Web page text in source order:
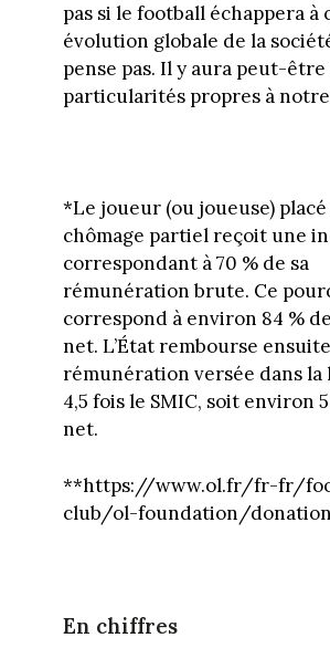
pas si le football échappera à
évolution globale de la
pense pas. Il y aura peut-être
particularités propres à
*Le joueur (ou joueuse) placé
chômage partiel reçoit une
correspondant à 70 % de sa
rémunération brute. Ce
correspond à environ 84 %
net. L’État rembourse
rémunération versée dans la
4,5 fois le SMIC, soit environ
net.
**https://www.ol.fr/fr-fr/
club/ol-foundation/
En chiffres